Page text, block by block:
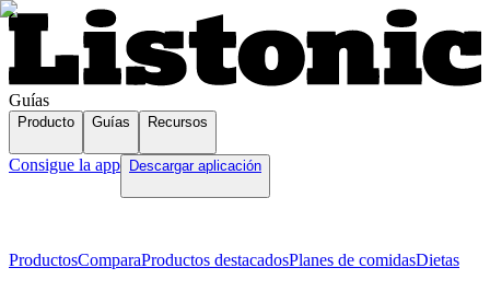
Guías
Producto Guías Recursos
Consigue la app Descargar aplicación
ProductosComparaProductos destacadosPlanes de comidasDietas